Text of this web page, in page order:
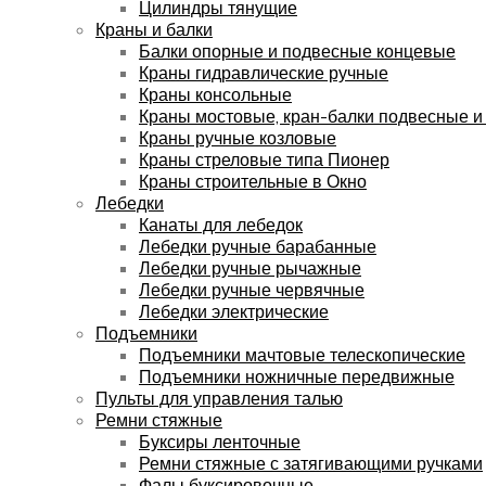
Цилиндры тянущие
Краны и балки
Балки опорные и подвесные концевые
Краны гидравлические ручные
Краны консольные
Краны мостовые, кран-балки подвесные
Краны ручные козловые
Краны стреловые типа Пионер
Краны строительные в Окно
Лебедки
Канаты для лебедок
Лебедки ручные барабанные
Лебедки ручные рычажные
Лебедки ручные червячные
Лебедки электрические
Подъемники
Подъемники мачтовые телескопические
Подъемники ножничные передвижные
Пульты для управления талью
Ремни стяжные
Буксиры ленточные
Ремни стяжные с затягивающими ручками